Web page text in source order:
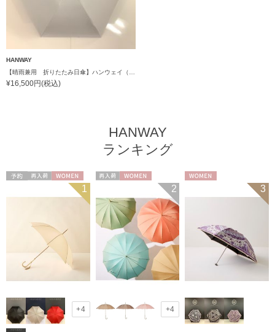
HANWAY
¥16,500円(税込)
HANWAY
ランキング
WOMEN 1
+4
2
+4
3